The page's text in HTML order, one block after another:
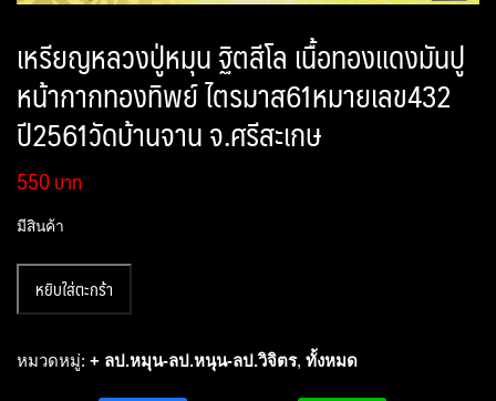
เหรียญหลวงปู่หมุน ฐิตสีโล เนื้อทองแดงมันปู
หน้ากากทองทิพย์ ไตรมาส61หมายเลข432
ปี2561วัดบ้านจาน จ.ศรีสะเกษ
550
มีสินค้า
เหรียญ
ปู่
หยิบใส่ตะกร้า
หมวดหมู่: + ลป.หมุน-ลป.หนุน-ลป.วิจิตร, ทั้งหมด